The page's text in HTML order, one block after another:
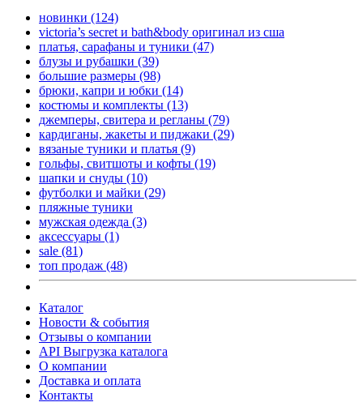
новинки (124)
victoria’s secret и bath&body оригинал из сша
платья, сарафаны и туники (47)
блузы и рубашки (39)
большие размеры (98)
брюки, капри и юбки (14)
костюмы и комплекты (13)
джемперы, свитера и регланы (79)
кардиганы, жакеты и пиджаки (29)
вязаные туники и платья (9)
гольфы, свитшоты и кофты (19)
шапки и снуды (10)
футболки и майки (29)
пляжные туники
мужская одежда (3)
аксессуары (1)
sale (81)
топ продаж (48)
Каталог
Новости & события
Отзывы о компании
API Выгрузка каталога
О компании
Доставка и оплата
Контакты